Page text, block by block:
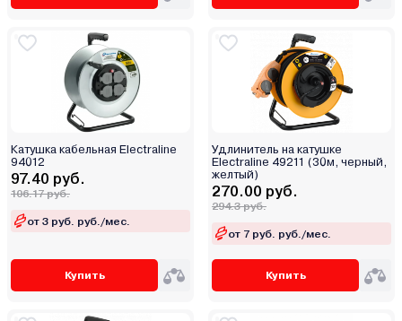
Катушка кабельная Electraline
94012
97.40 руб.
106.17 руб.
от 3 руб. руб./мес.
Купить
Удлинитель на катушке
Electraline 49211 (30м, черный,
желтый)
270.00 руб.
294.3 руб.
от 7 руб. руб./мес.
Купить